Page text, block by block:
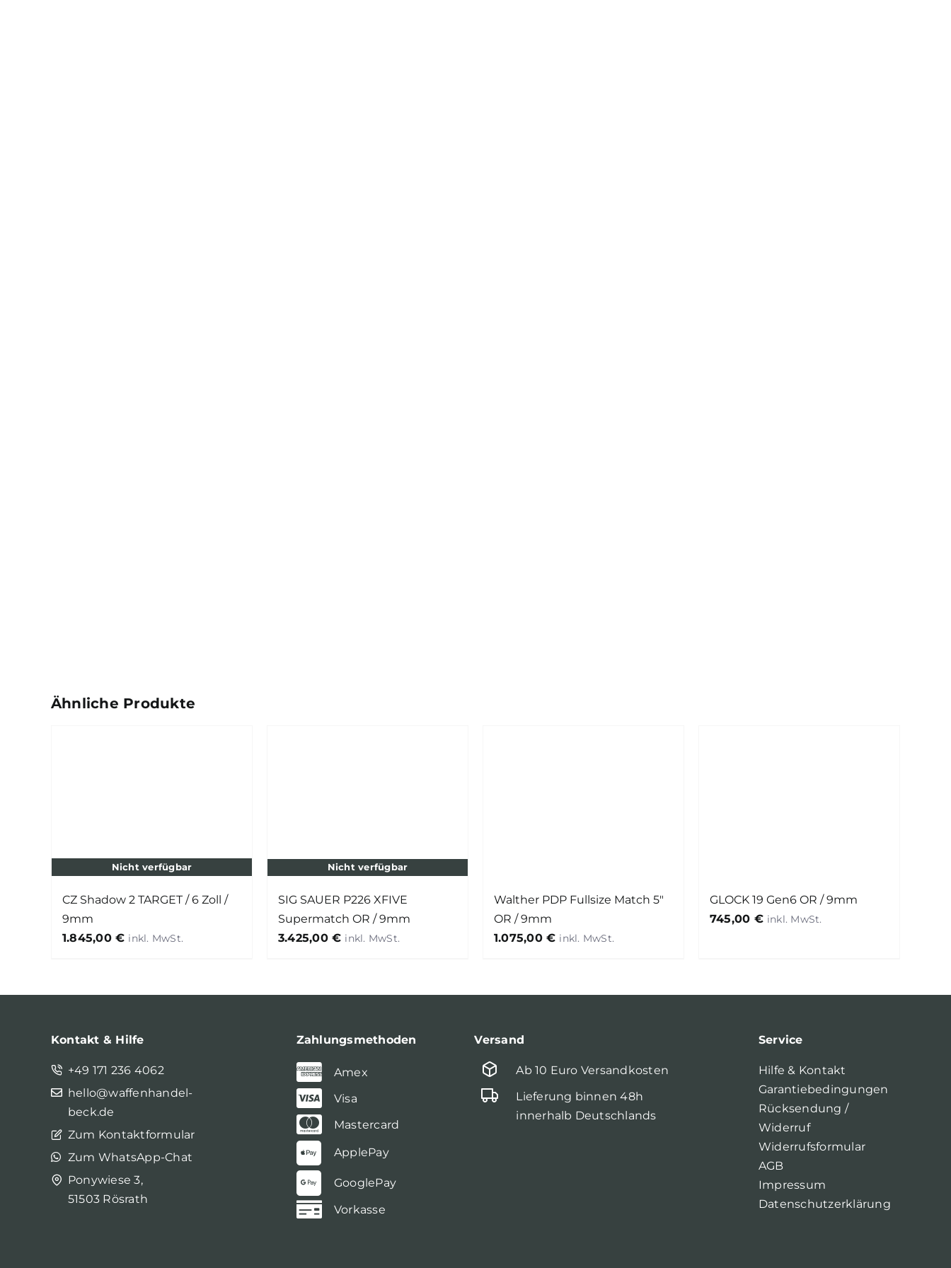
Ähnliche Produkte
Nicht verfügbar
CZ Shadow 2 TARGET / 6 Zoll /
9mm
1.845,00€
Nicht verfügbar
SIG SAUER P226 XFIVE
Supermatch OR / 9mm
3.425,00€
Walther PDP Fullsize Match 5″
OR / 9mm
1.075,00€
GLOCK 19 Gen6 OR / 9mm
745,00 €
Kontakt & Hilfe
+49 171 236 4062
hello@waffenhandel-
beck.de
Zum Kontaktformular
Zum WhatsApp-Chat
Ponywiese 3,
51503 Rösrath
Zahlungsmethoden
Amex
Visa
Mastercard
ApplePay
GooglePay
Vorkasse
Versand
Ab 10 Euro Versandkosten
Lieferung binnen 48h
innerhalb Deutschlands
Service
Hilfe & Kontakt
Garantiebedingungen
Rücksendung /
Widerruf
Widerrufsformular
AGB
Impressum
Datenschutzerklärung